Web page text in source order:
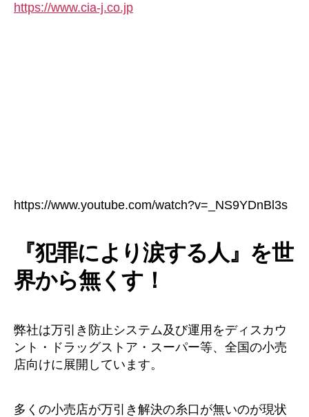
https://www.cia-j.co.jp
https://www.youtube.com/watch?v=_NS9YDnBl3s
『犯罪により涙する人』を世
界から無くす！
弊社は万引き防止システム及び運用をディスカウ
ント・ドラッグストア・スーパー等、全国の小売
店向けに展開しています。
多くの小売店が万引き解決の糸口が無いのが現状